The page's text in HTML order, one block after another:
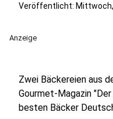
Veröffentlicht:
Anzeige
Zwei Bäckereien aus
Gourmet-Magazin
besten Bäcker